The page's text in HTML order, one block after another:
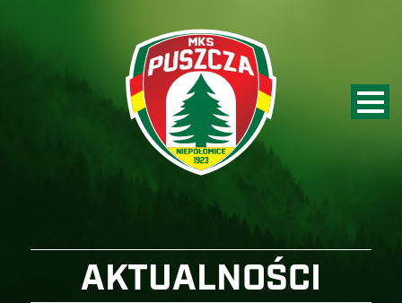
AKTUALNOŚCI